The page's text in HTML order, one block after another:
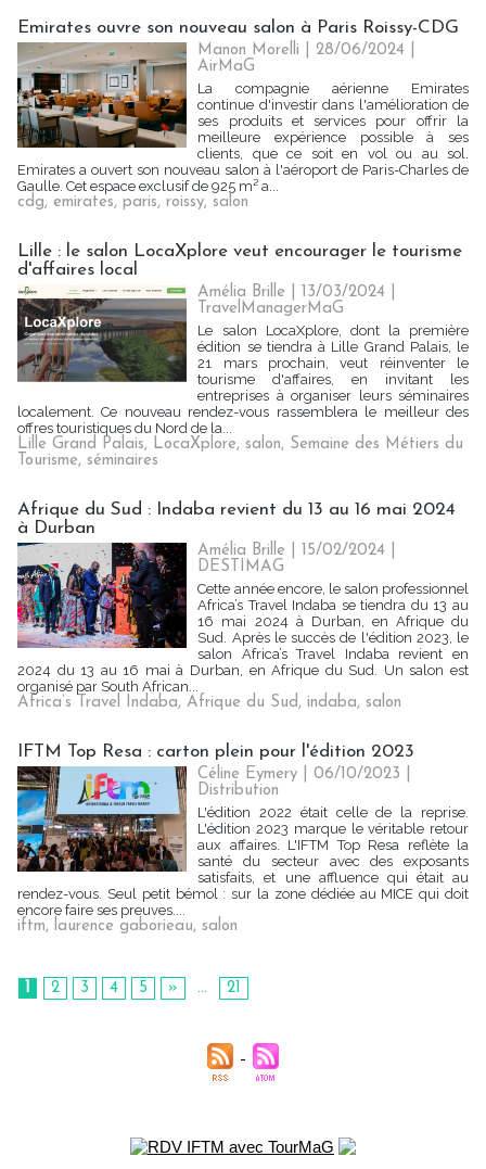
Emirates ouvre son nouveau salon à Paris Roissy-CDG
Manon Morelli | 28/06/2024
AirMaG
La compagnie aérienne Emirates
continue d'investir dans l'amélioration de
ses produits et services pour offrir la
meilleure expérience possible à ses
clients, que ce soit en vol ou au sol.
Emirates a ouvert son nouveau salon à l'aéroport de Paris-Charles de
Gaulle. Cet espace exclusif de 925 m² a...
cdg, emirates, paris, roissy, salon
Lille : le salon LocaXplore veut encourager le tourisme
d'affaires local
Amélia Brille | 13/03/2024
TravelManagerMaG
Le salon LocaXplore, dont la première
édition se tiendra à Lille Grand Palais, le
21 mars prochain, veut réinventer le
tourisme d'affaires, en invitant les
entreprises à organiser leurs séminaires
localement. Ce nouveau rendez-vous rassemblera le meilleur des
offres touristiques du Nord de la...
Lille Grand Palais, LocaXplore, salon, Semaine des Métiers du
Tourisme, séminaires
Afrique du Sud : Indaba revient du 13 au 16 mai 2024
à Durban
Amélia Brille | 15/02/2024
DESTIMAG
Cette année encore, le salon professionnel
Africa’s Travel Indaba se tiendra du 13 au
16 mai 2024 à Durban, en Afrique du
Sud. Après le succès de l'édition 2023, le
salon Africa’s Travel Indaba revient en
2024 du 13 au 16 mai à Durban, en Afrique du Sud. Un salon est
organisé par South African...
Africa’s Travel Indaba, Afrique du Sud, indaba, salon
IFTM Top Resa : carton plein pour l'édition 2023
Céline Eymery | 06/10/2023
Distribution
L'édition 2022 était celle de la reprise.
L'édition 2023 marque le véritable retour
aux affaires. L'IFTM Top Resa reflète la
santé du secteur avec des exposants
satisfaits, et une affluence qui était au
rendez-vous. Seul petit bémol : sur la zone dédiée au MICE qui doit
encore faire ses preuves....
iftm, laurence gaborieau, salon
1 2 3 4 5 » ... 21